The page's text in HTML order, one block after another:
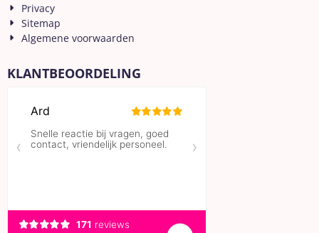
Privacy
Sitemap
Algemene voorwaarden
KLANTBEOORDELING